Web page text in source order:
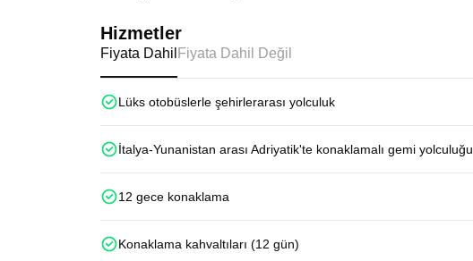
Hizmetler
Fiyata Dahil Fiyata Dahil Değil
Lüks otobüslerle şehirlerarası yolculuk
İtalya-Yunanistan arası Adriyatik'te konaklamalı gemi yolculuğu
12 gece konaklama
Konaklama kahvaltıları (12 gün)